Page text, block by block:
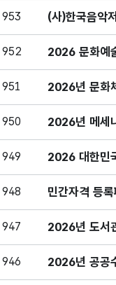
- 번호, 제목, 게시일,
953 (사)한국음악
952 2026 문화예
951 2026년 문화
950 2026년 메세
949 2026 대한민
948 민간자격 등
947 2026년 도서
946 2026년 공공